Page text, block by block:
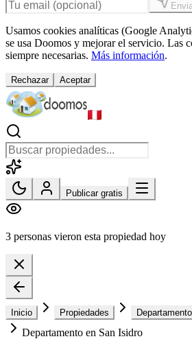
Usamos cookies analíticas (Google
se usa Doomos y mejorar el servicio. Las
siempre necesarias. Más información.
Rechazar Aceptar
Publicar gratis
3 personas vieron esta propiedad hoy
Inicio Propiedades
Departamento en San Isidro